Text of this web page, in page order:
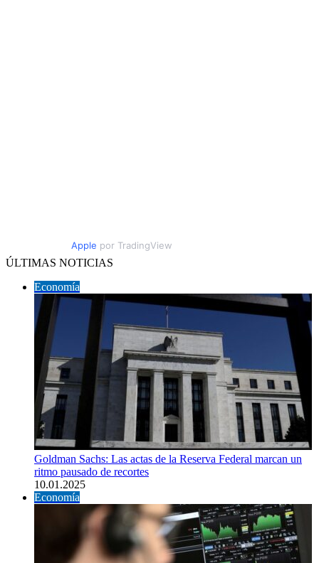
Apple por TradingView
ÚLTIMAS NOTICIAS
Economía
Goldman Sachs: Las actas de la Reserva Federal marcan un
ritmo pausado de recortes
10.01.2025
Economía